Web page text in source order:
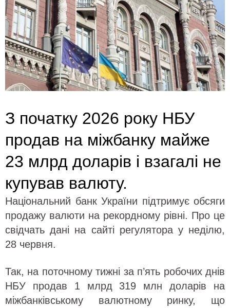
З початку 2026 року НБУ
продав на міжбанку майже
23 млрд доларів і взагалі не
купував валюту.
Національний банк України підтримує обсяги
продажу валюти на рекордному рівні. Про це
свідчать дані на сайті регулятора у неділю,
28 червня.
Так, на поточному тижні за п’ять робочих днів
НБУ продав 1 млрд 319 млн доларів на
міжбанківському валютному ринку, що